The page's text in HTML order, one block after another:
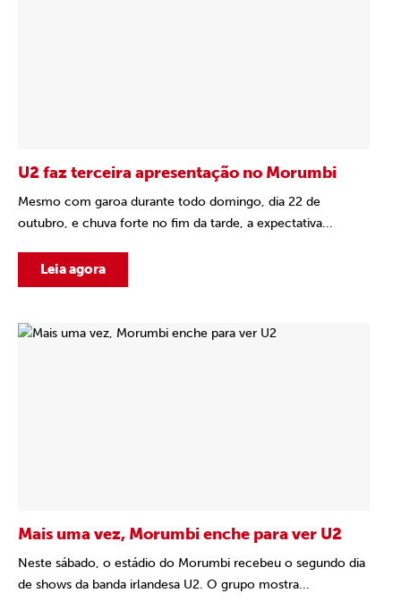
U2 faz terceira apresentação no Morumbi
Mesmo com garoa durante todo domingo, dia 22 de
outubro, e chuva forte no fim da tarde, a expectativa...
Leia agora
Mais uma vez, Morumbi enche para ver U2
Neste sábado, o estádio do Morumbi recebeu o segundo dia
de shows da banda irlandesa U2. O grupo mostra...